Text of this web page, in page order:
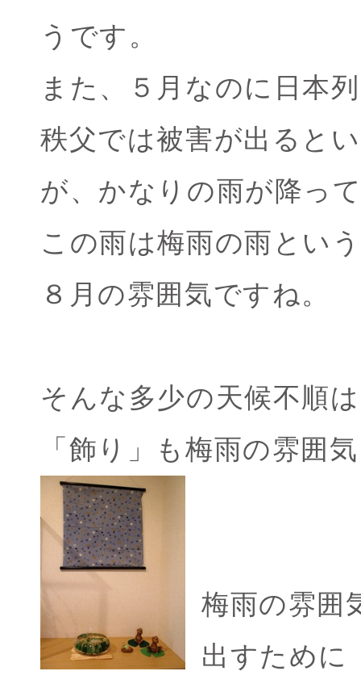
うです。
また、５月なのに日本
秩父では被害が出ると
が、かなりの雨が降っ
この雨は梅雨の雨とい
８月の雰囲気ですね。
そんな多少の天候不順
「飾り」も梅雨の雰囲
梅雨の雰囲
出すために